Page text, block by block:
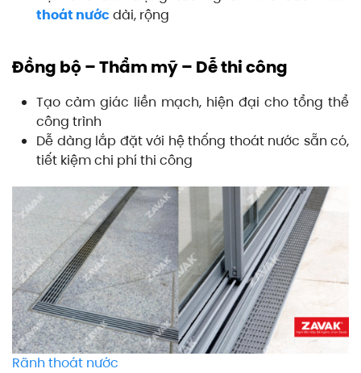
thoát nước dài, rộng
Đồng bộ – Thẩm mỹ – Dễ thi công
Tạo cảm giác liền mạch, hiện đại cho tổng thể
công trình
Dễ dàng lắp đặt với hệ thống thoát nước sẵn có,
tiết kiệm chi phí thi công
Rãnh thoát nước